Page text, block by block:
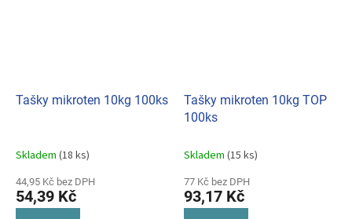
Tašky mikroten 10kg 100ks
Skladem (18 ks)
44,95 Kč bez DPH
54,39 Kč
Tašky mikroten 10kg TOP
100ks
Skladem (15 ks)
77 Kč bez DPH
93,17 Kč